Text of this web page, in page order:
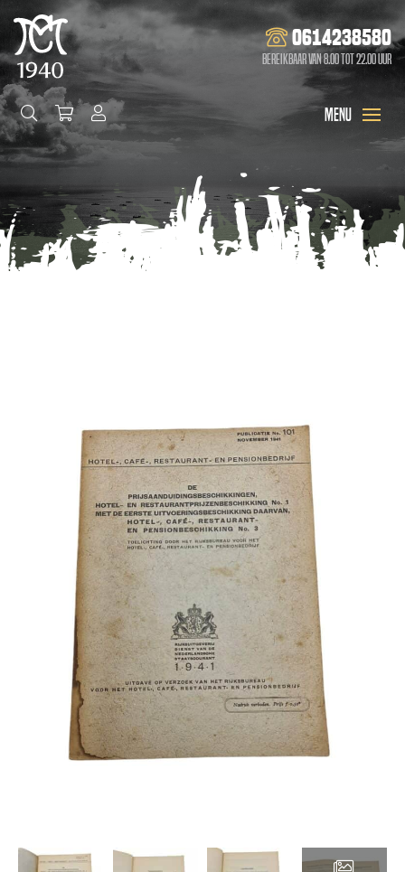
0614238580
Bereikbaar van 8.00 tot 22.00 uur